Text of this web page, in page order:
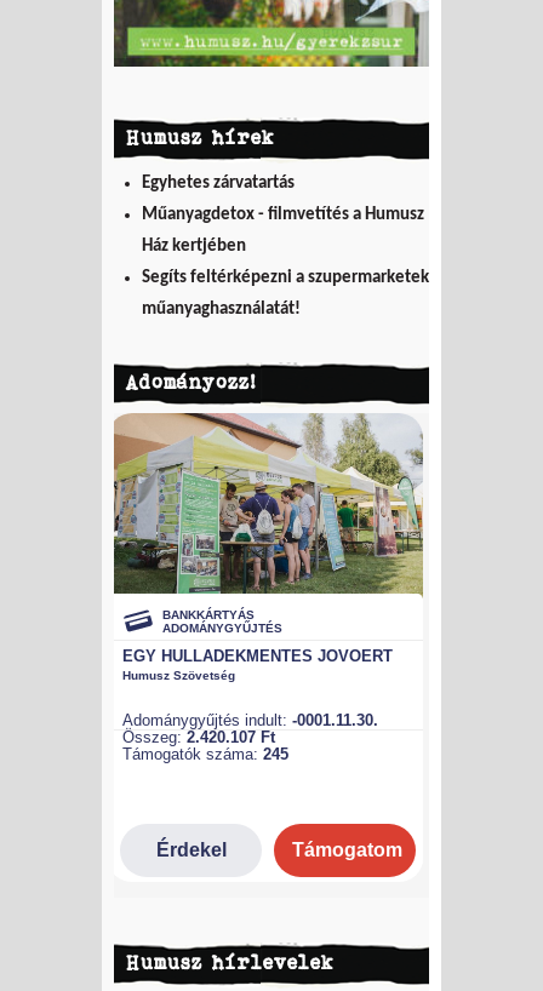
Humusz hírek
Egyhetes zárvatartás
Műanyagdetox - filmvetítés a Humusz
Ház kertjében
Segíts feltérképezni a szupermarketek
műanyaghasználatát!
Adományozz!
Humusz hírlevelek